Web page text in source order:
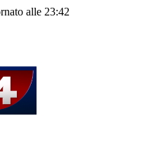
alle 23:42